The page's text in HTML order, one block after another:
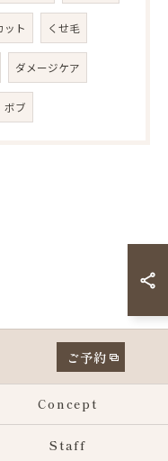
ット くせ毛
ダメージケア
ボブ
ご予約
Concept
Staff